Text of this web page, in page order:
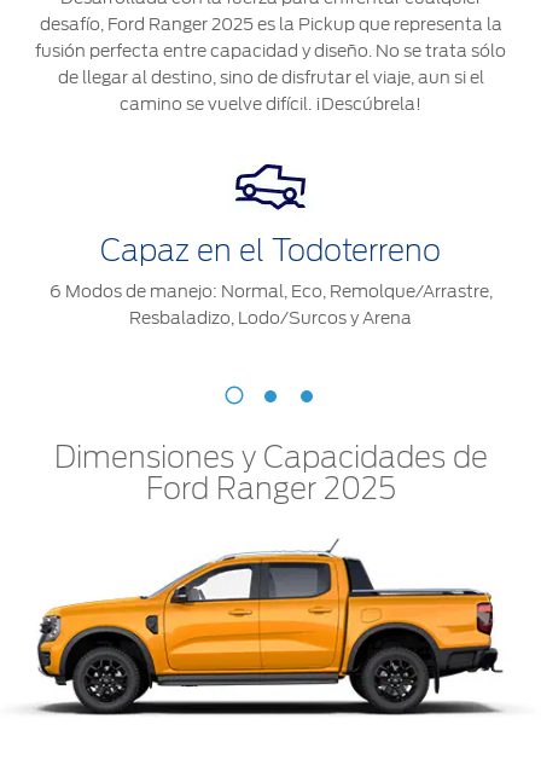
Localiza un
Distribuidor
Seminuevos
Motorcraft
Técnico
SYNC®
desafío, Ford Ranger 2025 es la Pickup que representa la
fusión perfecta entre capacidad y diseño. No se trata sólo
de llegar al destino, sino de disfrutar el viaje, aun si el
camino se vuelve difícil. ¡Descúbrela!
Capaz en el Todoterreno
6 Modos de manejo: Normal, Eco, Remolque/Arrastre,
Resbaladizo, Lodo/Surcos y Arena
Dimensiones y Capacidades de
Ford Ranger 2025